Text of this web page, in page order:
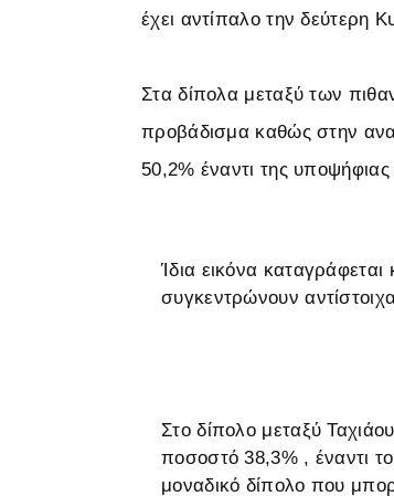
έχει αντίπαλο την δεύτερη
Στα δίπολα μεταξύ των
προβάδισμα καθώς στην
50,2% έναντι της
Ίδια εικόνα
συγκεντρώνουν
Στο δίπολο μεταξύ
ποσοστό 38,3% , έναντι
μοναδικό δίπολο που